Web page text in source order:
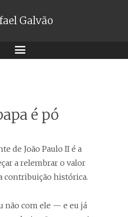
Galvão
Menu
é pó
de João Paulo II é a
a relembrar o valor
contribuição histórica.
não com ele — e eu já